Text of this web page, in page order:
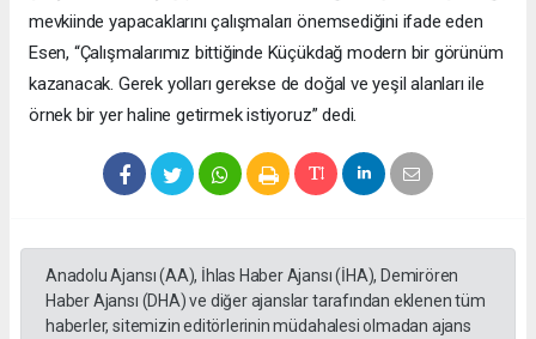
mevkiinde yapacaklarını çalışmaları önemsediğini ifade eden
Esen, “Çalışmalarımız bittiğinde Küçükdağ modern bir görünüm
kazanacak. Gerek yolları gerekse de doğal ve yeşil alanları ile
örnek bir yer haline getirmek istiyoruz” dedi.
Anadolu Ajansı (AA), İhlas Haber Ajansı (İHA), Demirören
Haber Ajansı (DHA) ve diğer ajanslar tarafından eklenen tüm
haberler, sitemizin editörlerinin müdahalesi olmadan ajans